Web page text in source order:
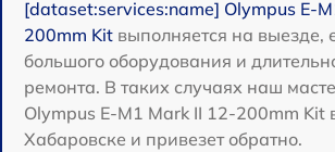
[dataset:services:name] Olympus
200mm Kit выполняется на выезде,
большого оборудования и
ремонта. В таких случаях наш
Olympus E‑M1 Mark II 12-200mm Kit
Хабаровске и привезет обратно.